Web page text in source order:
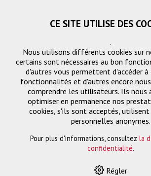
Écrans de projection
PROJECTION
CE SITE UTILISE DES
.
Nous utilisons différents cookies sur
certains sont nécessaires au bon
d'autres vous permettent d'accéder à
fonctionnalités et d'autres encore
comprendre les utilisateurs. Ils nous
optimiser en permanence nos
cookies, s'ils sont acceptés, utilisent
personnelles anonymes.
Pour plus d'informations, consultez la
confidentialité.
Régler